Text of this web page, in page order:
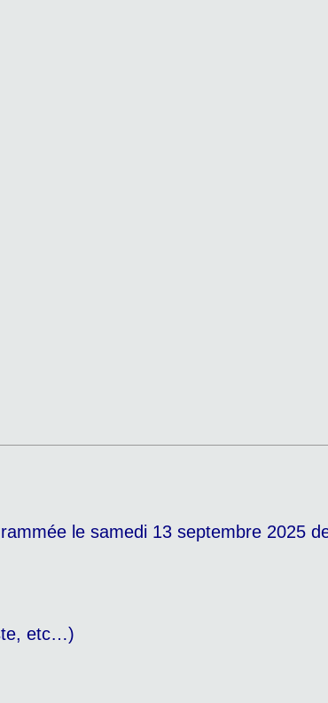
le samedi 13 septembre 2025
etc…)